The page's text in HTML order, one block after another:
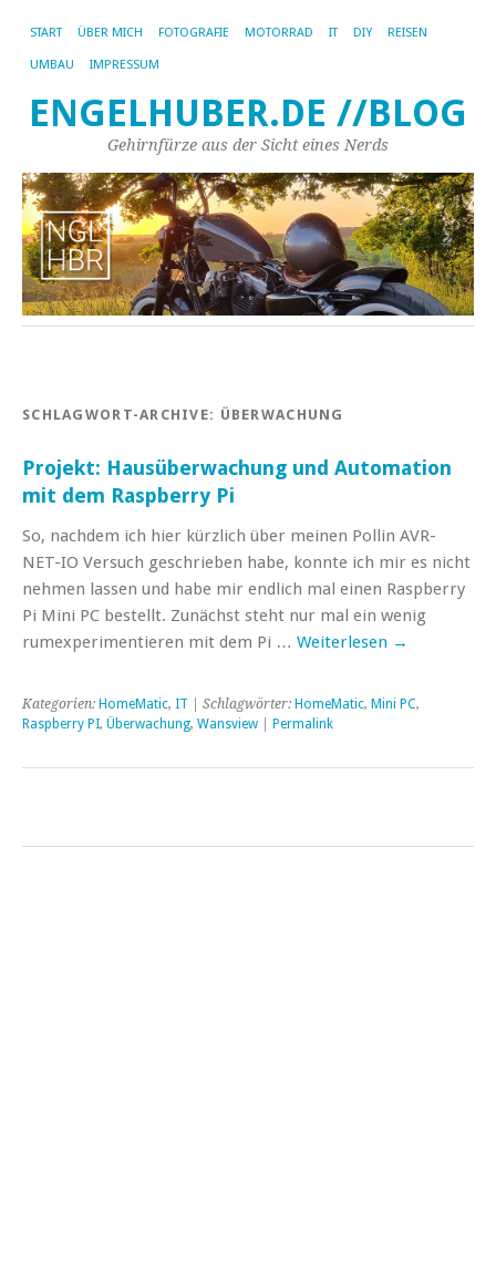
START ÜBER MICH FOTOGRAFIE MOTORRAD IT DIY REISEN
UMBAU IMPRESSUM
ENGELHUBER.DE //BLOG
Gehirnfürze aus der Sicht eines Nerds
SCHLAGWORT-ARCHIVE: ÜBERWACHUNG
Projekt: Hausüberwachung und Automation
mit dem Raspberry Pi
So, nachdem ich hier kürzlich über meinen Pollin AVR-
NET-IO Versuch geschrieben habe, konnte ich mir es nicht
nehmen lassen und habe mir endlich mal einen Raspberry
Pi Mini PC bestellt. Zunächst steht nur mal ein wenig
rumexperimentieren mit dem Pi … Weiterlesen →
Kategorien: HomeMatic, IT | Schlagwörter: HomeMatic, Mini PC,
Raspberry PI, Überwachung, Wansview Permalink